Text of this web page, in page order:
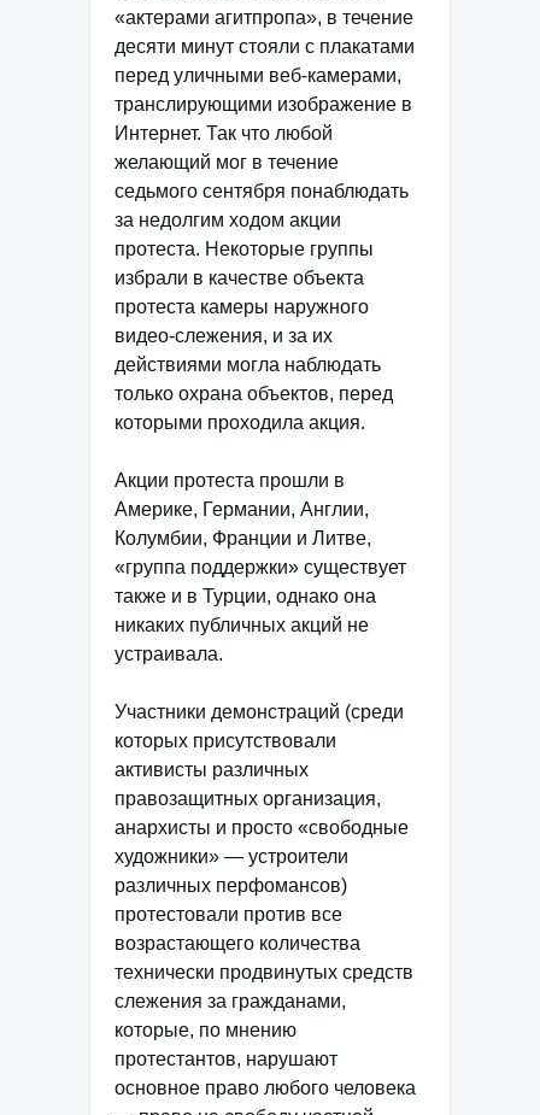
«актерами агитпропа», в течение
десяти минут стояли с плакатами
перед уличными веб-камерами,
транслирующими изображение в
Интернет. Так что любой
желающий мог в течение
седьмого сентября понаблюдать
за недолгим ходом акции
протеста. Некоторые группы
избрали в качестве объекта
протеста камеры наружного
видео-слежения, и за их
действиями могла наблюдать
только охрана объектов, перед
которыми проходила акция.
Акции протеста прошли в
Америке, Германии, Англии,
Колумбии, Франции и Литве,
«группа поддержки» существует
также и в Турции, однако она
никаких публичных акций не
устраивала.
Участники демонстраций (среди
которых присутствовали
активисты различных
правозащитных организация,
анархисты и просто «свободные
художники» — устроители
различных перфомансов)
протестовали против все
возрастающего количества
технически продвинутых средств
слежения за гражданами,
которые, по мнению
протестантов, нарушают
основное право любого человека